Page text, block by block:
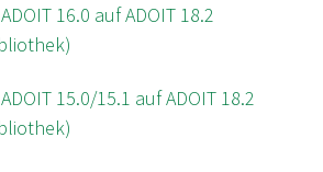
16.0 auf ADOIT 18.2
15.0/15.1 auf ADOIT 18.2